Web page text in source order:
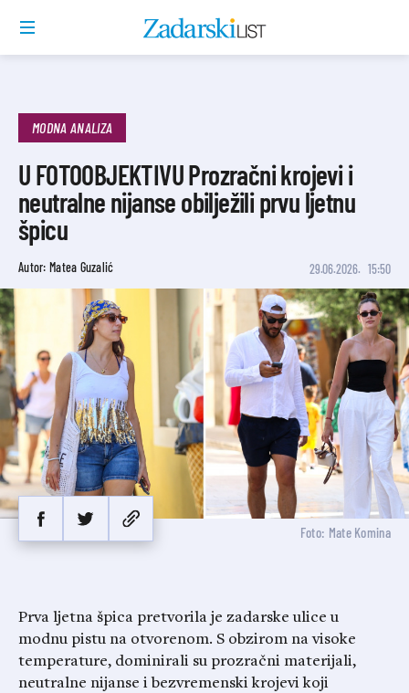
MODNA ANALIZA
U FOTOOBJEKTIVU Prozračni krojevi i
neutralne nijanse obilježili prvu ljetnu
špicu
Autor: Matea Guzalić 29.06.2026. 15:50
Foto: Mate Komina
Prva ljetna špica pretvorila je zadarske ulice u
modnu pistu na otvorenom. S obzirom na visoke
temperature, dominirali su prozračni materijali,
neutralne nijanse i bezvremenski krojevi koji